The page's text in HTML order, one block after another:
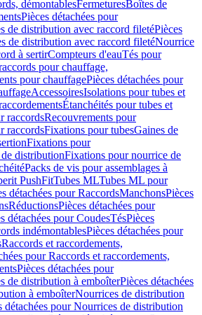
démontablesFermeturesBoîtes de
Pièces détachées pour
de distribution avec raccord filetéPièces
de distribution avec raccord filetéNourrice
à sertirCompteurs d'eauTés pour
pour chauffage,
pour chauffagePièces détachées pour
AccessoiresIsolations pour tubes et
Étanchéités pour tubes et
raccordsRecouvrements pour
raccordsFixations pour tubesGaines de
Fixations pour
distributionFixations pour nourrice de
Packs de vis pour assemblages à
PushFitTubes MLTubes ML pour
détachées pour RaccordsManchonsPièces
RéductionsPièces détachées pour
détachées pour CoudesTésPièces
indémontablesPièces détachées pour
Raccords et raccordements,
pour Raccords et raccordements,
Pièces détachées pour
de distribution à emboîterPièces détachées
à emboîterNourrices de distribution
détachées pour Nourrices de distribution